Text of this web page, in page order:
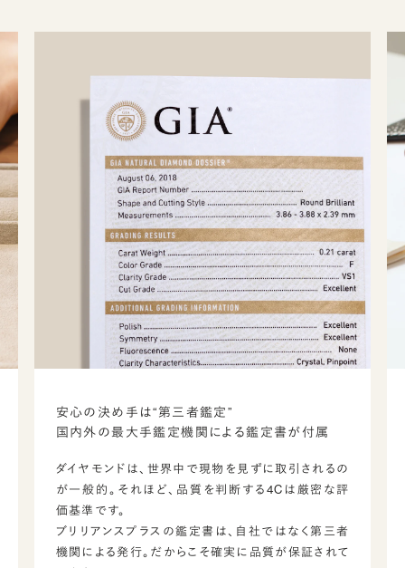
安心の決め手は“第三者鑑定”
国内外の最大手鑑定機関による鑑定書が付属
ダイヤモンドは、世界中で現物を見ずに取引されるの
が一般的。それほど、品質を判断する4Cは厳密な評
価基準です。
ブリリアンスプラスの鑑定書は、自社ではなく第三者
機関による発行。だからこそ確実に品質が保証されて